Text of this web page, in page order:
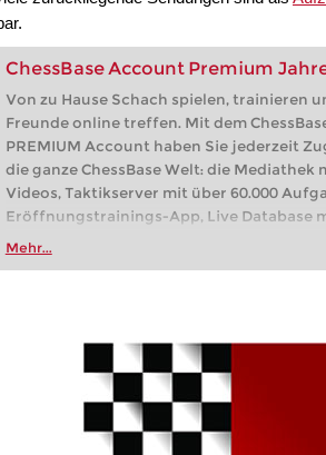
ChessBase Account Premium
Von zu Hause Schach spielen, trainieren
Freunde online treffen. Mit dem
PREMIUM Account haben Sie jederzeit
die ganze ChessBase Welt: die Mediathek
Videos, Taktikserver mit über 60.000
Eröffnungstrainings-App, Live Database
Partien, der Online-Fritz, Let's Check,
Mehr...